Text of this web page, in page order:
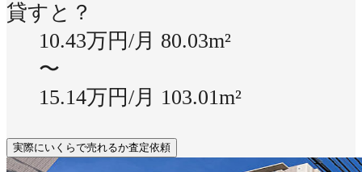
貸すと？
10.43万円/月 80.03m²
〜
15.14万円/月 103.01m²
実際にいくらで売れるか査定依頼